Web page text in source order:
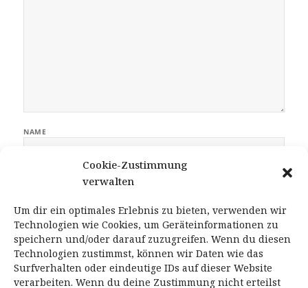
Cookie-Zustimmung
verwalten
Um dir ein optimales Erlebnis zu bieten, verwenden wir
Technologien wie Cookies, um Geräteinformationen zu
speichern und/oder darauf zuzugreifen. Wenn du diesen
Technologien zustimmst, können wir Daten wie das
Surfverhalten oder eindeutige IDs auf dieser Website
verarbeiten. Wenn du deine Zustimmung nicht erteilst
NAME
WEBSITE